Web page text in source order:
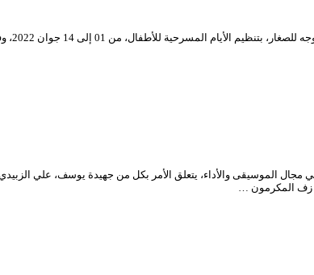
الألفية الثالثة، مساء يوم الأحد 29 ماي2022، ثلاثة أسماء فنية في مجال الموسيقى والأداء،
زف المكرمون …